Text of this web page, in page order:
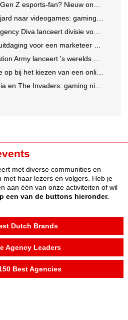
fan? Nieuw onderzoek brengt doelgroep in beeld
videogames: gaming blijft entertainmentreus
lanceert divisie voor creator en community-engagement
een marketeer als adverteren niet mogelijk is
's werelds eerste digitale kringloopwinkel op Roblox
het kiezen van een online casino in België?
Invaders: gaming niet langer een mannenwereld
met diverse communities en
met haar lezers en volgers. Heb je
aan één van onze activiteiten of wil
een van de buttons hieronder.
Dutch Brands
Agency Leaders
Best Agencies